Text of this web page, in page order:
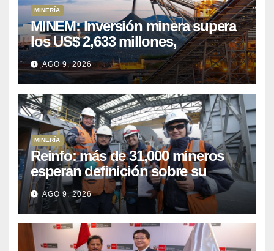
MINERÍA
MINEM: Inversión minera supera
los US$ 2,633 millones,
consolidando el dinamismo del
sector
AGO 9, 2026
MINERÍA
Reinfo: más de 31,000 mineros
esperan definición sobre su
proceso de formalización
AGO 9, 2026